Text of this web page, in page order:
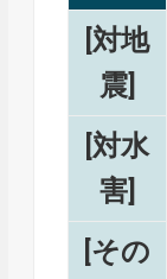
[対地
震]
[対水
害]
[その